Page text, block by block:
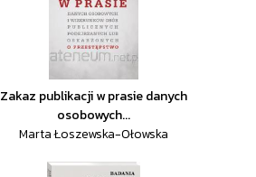
Zakaz publikacji w prasie danych
osobowych...
Marta Łoszewska-Ołowska